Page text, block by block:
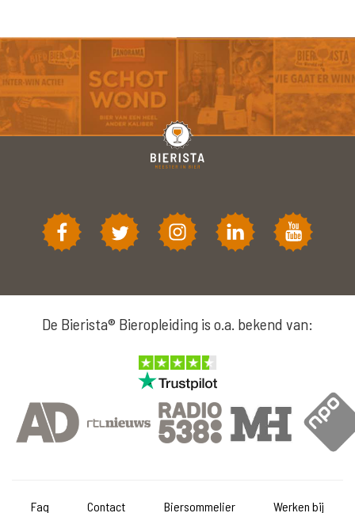
De Bierista® Bieropleiding is o.a. bekend van:
Faq Contact Biersommelier Werken bij